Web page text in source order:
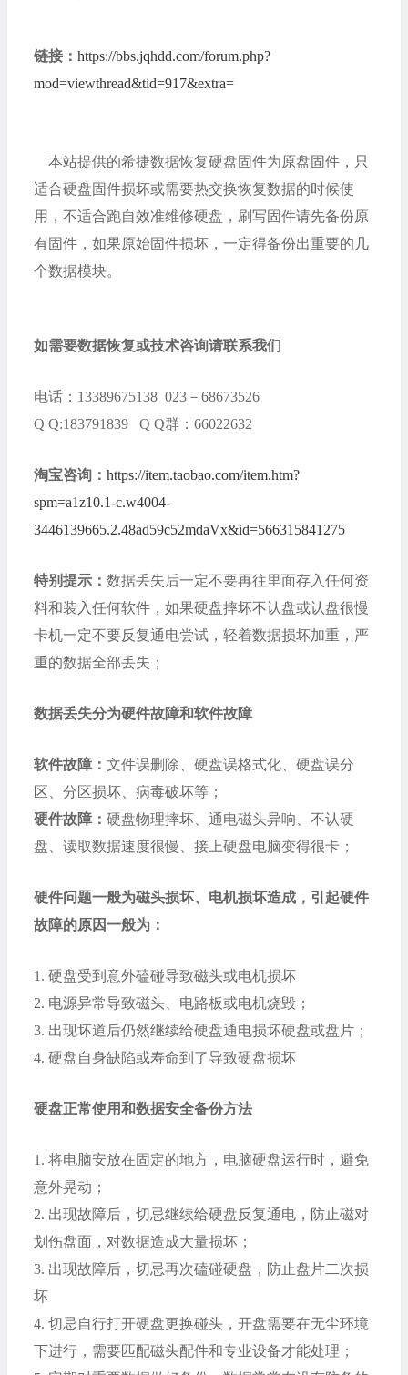
链接： https://bbs.jqhdd.com/forum.php?
mod=viewthread&tid=917&extra=
本站提供的希捷数据恢复硬盘固件为原盘固件，只
适合硬盘固件损坏或需要热交换恢复数据的时候使
用，不适合跑自效准维修硬盘，刷写固件请先备份原
有固件，如果原始固件损坏，一定得备份出重要的几
个数据模块。
如需要数据恢复或技术咨询请联系我们
电话：13389675138 023－68673526
Q Q:183791839 Q Q群：66022632
淘宝咨询： https://item.taobao.com/item.htm?
spm=a1z10.1-c.w4004-
3446139665.2.48ad59c52mdaVx&id=566315841275
特别提示： 数据丢失后一定不要再往里面存入任何资
料和装入任何软件，如果硬盘摔坏不认盘或认盘很慢
卡机一定不要反复通电尝试，轻着数据损坏加重，严
重的数据全部丢失；
数据丢失分为硬件故障和软件故障
软件故障： 文件误删除、硬盘误格式化、硬盘误分
区、分区损坏、病毒破坏等；
硬件故障： 硬盘物理摔坏、通电磁头异响、不认硬
盘、读取数据速度很慢、接上硬盘电脑变得很卡；
硬件问题一般为磁头损坏、电机损坏造成，引起硬件
故障的原因一般为：
1. 硬盘受到意外磕碰导致磁头或电机损坏
2. 电源异常导致磁头、电路板或电机烧毁；
3. 出现坏道后仍然继续给硬盘通电损坏硬盘或盘片；
4. 硬盘自身缺陷或寿命到了导致硬盘损坏
硬盘正常使用和数据安全备份方法
1. 将电脑安放在固定的地方，电脑硬盘运行时，避免
意外晃动；
2. 出现故障后，切忌继续给硬盘反复通电，防止磁对
划伤盘面，对数据造成大量损坏；
3. 出现故障后，切忌再次磕碰硬盘，防止盘片二次损
坏
4. 切忌自行打开硬盘更换碰头，开盘需要在无尘环境
下进行，需要匹配磁头配件和专业设备才能处理；